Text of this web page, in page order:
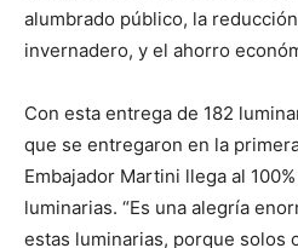
alumbrado público, la
invernadero, y el ahorro
Con esta entrega de 182
que se entregaron en la
Embajador Martini llega al
luminarias. “Es una alegría
estas luminarias, porque solos